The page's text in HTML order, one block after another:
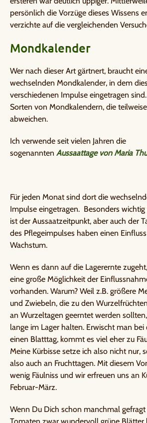
persönlich die Vorzüge dieses Wissens
verzichte auf die vergleichenden
Mondkalender
Wer nach dieser Art gärtnert, braucht
wechselnden Mondkalender, in dem
verschiedenen Impulse eingetragen
Sorten von Mondkalendern, die
abweichen.
Ich verwende seit vielen Jahren die
sogenannten Aussaattage von Maria
Für jeden Monat sind dort die
Impulse eingetragen. Besonders
ist der Aussaatzeitpunkt, aber auch der
des Pflegeimpulses haben einen
Wachstum.
Wenn es dann auf die Lagerernte
eine große Möglichkeit der
vorhanden. Warum? Weil z.B. größere
und Zwiebeln, die zu den
an Wurzeltagen geerntet werden
lange im Lager halten. Erwischt man
einen Blatttag, kommt es viel eher zu
Meine Kürbisse setze ich also nicht nur,
also auch an Fruchttagen. Mit diesem
wenig Fäulniss und wir erfreuen uns an
Februar-März.
Wenn Du Dich schon manchmal